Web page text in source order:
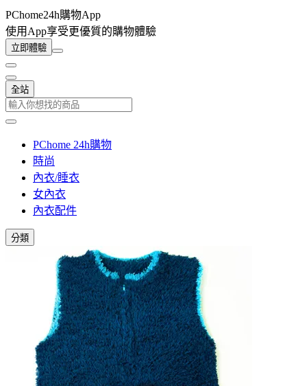
PChome24h購物App
使用App享受更優質的購物體驗
立即體驗
全站
PChome 24h購物
時尚
內衣/睡衣
女內衣
內衣配件
分類